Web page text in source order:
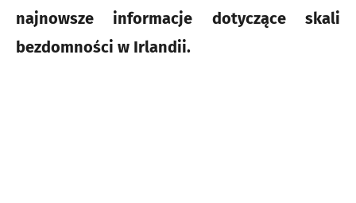
najnowsze informacje dotyczące skali
bezdomności w Irlandii.